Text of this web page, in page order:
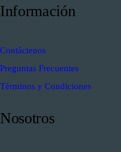
Información
Contáctenos
Preguntas Frecuentes
Términos y Condiciones
Nosotros